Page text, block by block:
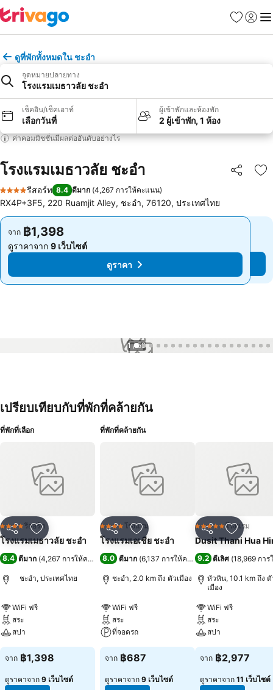
รายการโป
เข้าสู่ร
เมนู
ดูที่พักทั้งหมดใน ชะอำ
จุดหมายปลายทาง
โรงแรมเมธาวลัย ชะอำ
เช็คอิน/เช็คเอาท์
เลือกวันที่
ผู้เข้าพักและห้องพัก
2 ผู้เข้าพัก, 1 ห้อง
ค่าคอมมิชชั่นมีผลต่ออันดับอย่างไร
โรงแรมเมธาวลัย ชะอำ แชร์
เ
4 ดาว
รีสอร์ท 8.4 ดีมาก (4,267 การให้คะแนน)
RX4P+3F5, 220 Ruamjit Alley, ชะอำ, 76120, ประเทศไทย
จาก ฿1,398
ดูราคาจาก 9 เว็บไซต์
ดูราคา
จาก ฿1,398
ดูราคาจาก 9 เว็บไซต์
ดูราคา
1 / 59
เปรียบเทียบกับที่พักที่คล้ายกัน
ที่พักที่เลือก
แชร์ เพิ่มในรายการโปรด
4 ดาว รีสอร์ท
โรงแรมเมธาวลัย ชะอำ
8.4 ดีมาก (4,267 การให้คะแนน)
ชะอำ, ประเทศไทย
WiFi ฟรี
สระ
สปา
จาก ฿1,398
ดูราคาจาก 9 เว็บไซต์
ที่พักที่คล้ายกัน
แชร์ เพิ่มในรายการโปรด
4 ดาว โรงแรม
โรงแรมเอเชีย ชะอำ
8.0 ดีมาก (6,137 การให้คะแนน)
ชะอำ, 2.0 km ถึง ตัวเมือง
WiFi ฟรี
สระ
ที่จอดรถ
จาก ฿687
ดูราคาจาก 9 เว็บไซต์
แชร์ เพิ่มในรา
5 ดาว โรงแรม
Dusit Thani Hua
9.2 ดีเลิศ (18,969 กา
หัวหิน, 10.1 km ถึง
เมือง
WiFi ฟรี
สระ
สปา
จาก ฿2,977
ดูราคาจาก 11 เว็บไซต์